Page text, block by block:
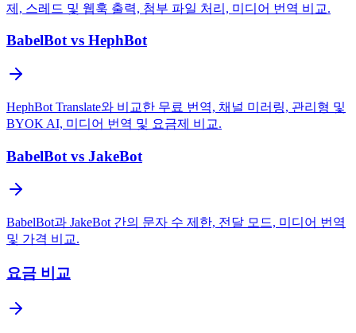
제, 스레드 및 웹훅 출력, 첨부 파일 처리, 미디어 번역 비교.
BabelBot vs HephBot
HephBot Translate와 비교한 무료 번역, 채널 미러링, 관리형 및
BYOK AI, 미디어 번역 및 요금제 비교.
BabelBot vs JakeBot
BabelBot과 JakeBot 간의 문자 수 제한, 전달 모드, 미디어 번역
및 가격 비교.
요금 비교